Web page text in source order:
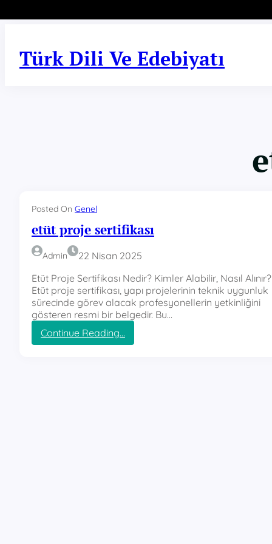
Türk Dili Ve Edebiyatı
Posted On Genel
etüt proje sertifikası
Admin
22 Nisan 2025
Etüt Proje Sertifikası Nedir? Kimler Alabilir, Nasıl Alınır?
Etüt proje sertifikası, yapı projelerinin teknik uygunluk
sürecinde görev alacak profesyonellerin yetkinliğini
gösteren resmi bir belgedir. Bu…
Continue Reading…
e